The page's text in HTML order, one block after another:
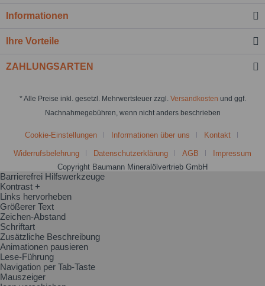
Informationen
Ihre Vorteile
ZAHLUNGSARTEN
* Alle Preise inkl. gesetzl. Mehrwertsteuer zzgl. Versandkosten und ggf.
Nachnahmegebühren, wenn nicht anders beschrieben
Cookie-Einstellungen Informationen über uns Kontakt
Widerrufsbelehrung Datenschutzerklärung AGB
Impressum
Copyright Baumann Mineralölvertrieb GmbH
Barrierefrei Hilfswerkzeuge
Kontrast +
Links hervorheben
Größerer Text
Zeichen-Abstand
Schriftart
Zusätzliche Beschreibung
Animationen pausieren
Lese-Führung
Navigation per Tab-Taste
Mauszeiger